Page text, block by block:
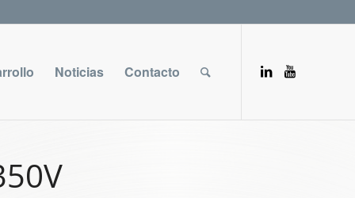
Noticias Contacto